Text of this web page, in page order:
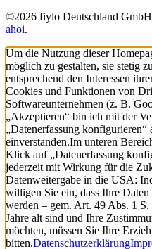
©2026 fiylo Deutschland
ahoi.
Um die Nutzung dieser
möglich zu gestalten, sie stetig
entsprechend den Interessen
Cookies und Funktionen von
Softwareunternehmen (z. B.
„Akzeptieren“ bin ich mit der
„Datenerfassung
einverstanden.Im unteren
Klick auf „Datenerfassung
jederzeit mit Wirkung für die
Datenweitergabe in die USA:
willigen Sie ein, dass Ihre
werden – gem. Art. 49 Abs. 1
Jahre alt sind und Ihre
möchten, müssen Sie Ihre
bitten.Datenschutzerklärung